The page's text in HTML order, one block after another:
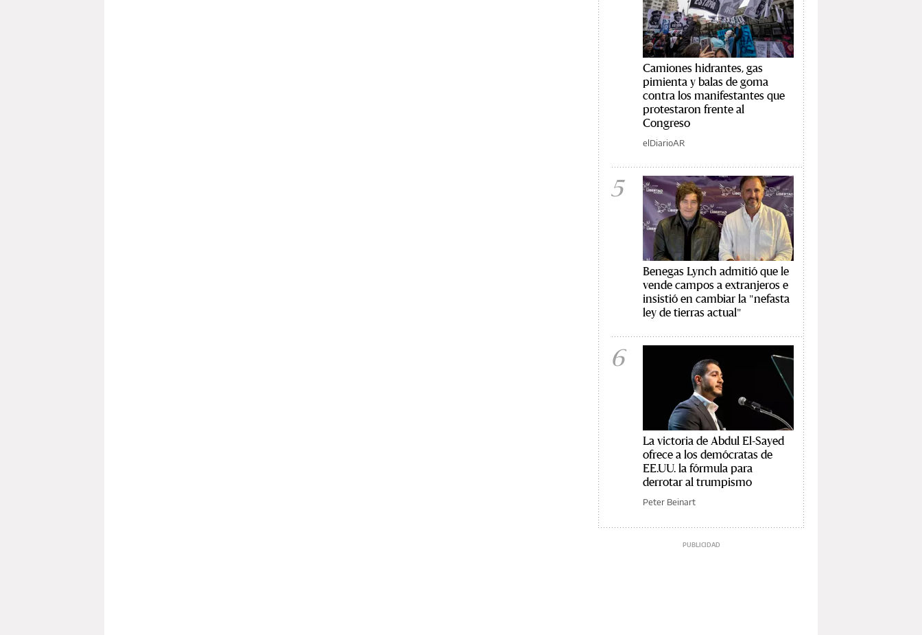
Camiones hidrantes, gas
pimienta y balas de goma
contra los manifestantes que
protestaron frente al
Congreso
elDiarioAR
5
Benegas Lynch admitió que le
vende campos a extranjeros e
insistió en cambiar la "nefasta
ley de tierras actual"
6
La victoria de Abdul El-Sayed
ofrece a los demócratas de
EE.UU. la fórmula para
derrotar al trumpismo
Peter Beinart